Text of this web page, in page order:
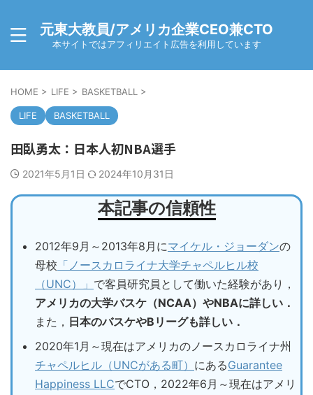
元東大教員/アメリカ企業CEO兼CTO
本サイトではアフィリエイト広告を利用しています
HOME > LIFE > BASKETBALL >
LIFE BASKETBALL
田臥勇太：日本人初NBA選手
2021年5月1日 2024年10月31日
本記事の信頼性
2012年9月～2013年8月にマイケル・ジョーダンの
母校 「ノースカロライナ大学チャペルヒル校
（UNC）」 で客員研究員として働いた経験があり，
アメリカの大学バスケ（NCAA）やNBAに詳しい．
また， 日本のバスケやBリーグも詳しい．
2020年1月～現在はアメリカのノースカロライナ州
チャペルヒル（UNCがある町） にあるGuarantee
Happiness LLCでCTO，2022年6月～現在はアメリ